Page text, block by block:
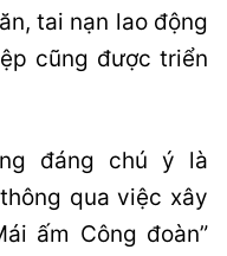
tai nạn lao động
cũng được triển
đáng chú ý là
qua việc xây
ấm Công đoàn”